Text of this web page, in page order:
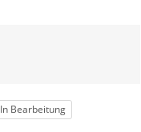
Status
In Bearbeitung